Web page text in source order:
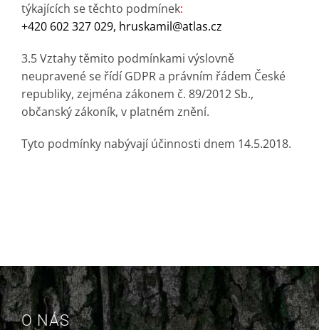
týkajících se těchto podmínek:
+420 602 327 029, hruskamil@atlas.cz
3.5 Vztahy těmito podmínkami výslovně
neupravené se řídí GDPR a právním řádem České
republiky, zejména zákonem č. 89/2012 Sb.,
občanský zákoník, v platném znění.
Tyto podmínky nabývají účinnosti dnem 14.5.2018.
O NÁS